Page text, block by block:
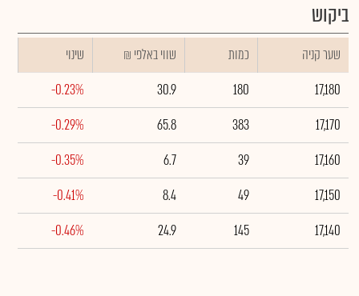
ביקוש
שער קניה כמות ₪ שווי באלפי
שינוי
17,180
180
30.9
-0.23%
17,170
383
65.8
-0.29%
17,160
39
6.7
-0.35%
17,150
49
8.4
-0.41%
17,140
145
24.9
-0.46%